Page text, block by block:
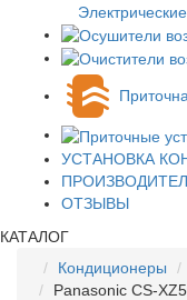
УСТАНОВКА
ОТЗЫВЫ
КАТАЛОГ
Кондиционеры
Panasonic CS-